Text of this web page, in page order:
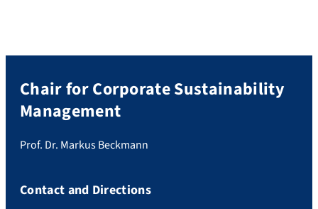
Chair for Corporate Sustainability
Management
Prof. Dr. Markus Beckmann
Contact and Directions